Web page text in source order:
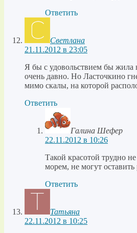
Ответить
Светлана
21.11.2012 в 23:05
Я бы с удовольствием бы жила
очень давно. Но Ласточкино
мимо скалы, на которой
Ответить
Галина Шефер
22.11.2012 в 10:26
Такой красотой трудно
морем, не могут
Ответить
Татьяна
22.11.2012 в 10:25